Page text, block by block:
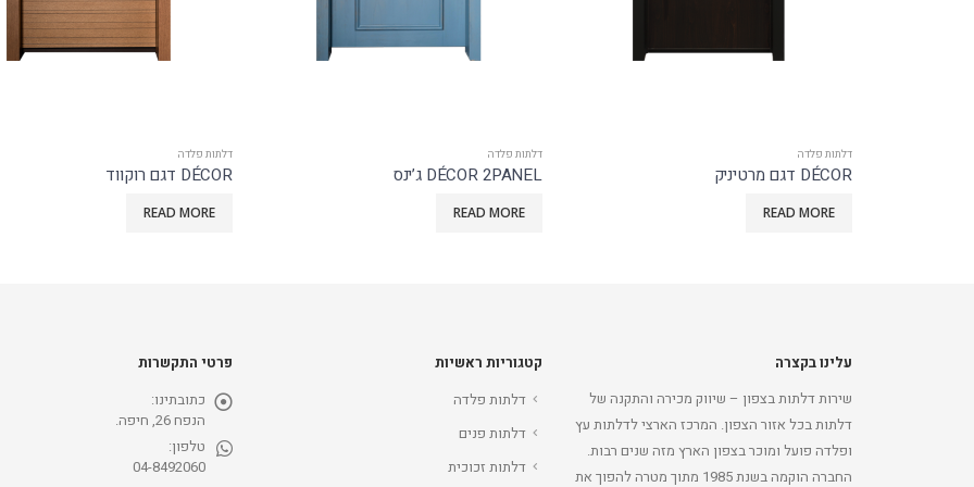
דלתות פלדה
DÉCOR 2PANEL ג’ינס
READ MORE
דלתות פלדה
DÉCOR דגם רוקווד
READ MORE
דלתות פלדה
דגם מיקס&מטש דגם XO
READ MORE
עלינו בקצרה
שירות דלתות בצפון – שיווק מכירה והתקנה של
דלתות בכל אזור הצפון. המרכז הארצי לדלתות עץ
ופלדה פועל ומוכר בצפון הארץ מזה שנים רבות.
החברה הוקמה בשנת 1985 מתוך מטרה להפוך את
קטגוריות ראשיות
דלתות פלדה
דלתות פנים
דלתות זכוכית
פרטי התקשרות
כתובתינו:
הנפח 26, חיפה.
טלפון:
04-8492060